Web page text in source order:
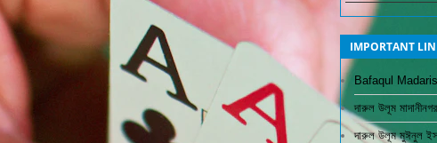
IMPORTANT
Bafaqul
দারুল উলূম মাদানীনগর
দারুল উলূম মুঈনুল